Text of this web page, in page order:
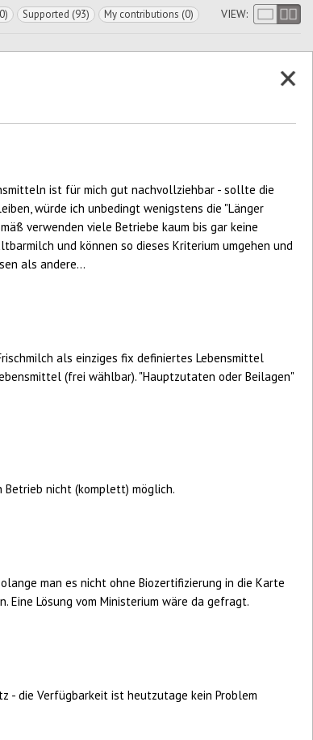
Supported (93) My contributions (0) VIEW:
ist für mich gut nachvollziehbar - sollte die
würde ich unbedingt wenigstens die "Länger
verwenden viele Betriebe kaum bis gar keine
und können so dieses Kriterium umgehen und
als andere...
als einziges fix definiertes Lebensmittel
(frei wählbar). "Hauptzutaten oder Beilagen"
Betrieb nicht (komplett) möglich.
man es nicht ohne Biozertifizierung in die Karte
Eine Lösung vom Ministerium wäre da gefragt.
- die Verfügbarkeit ist heutzutage kein Problem